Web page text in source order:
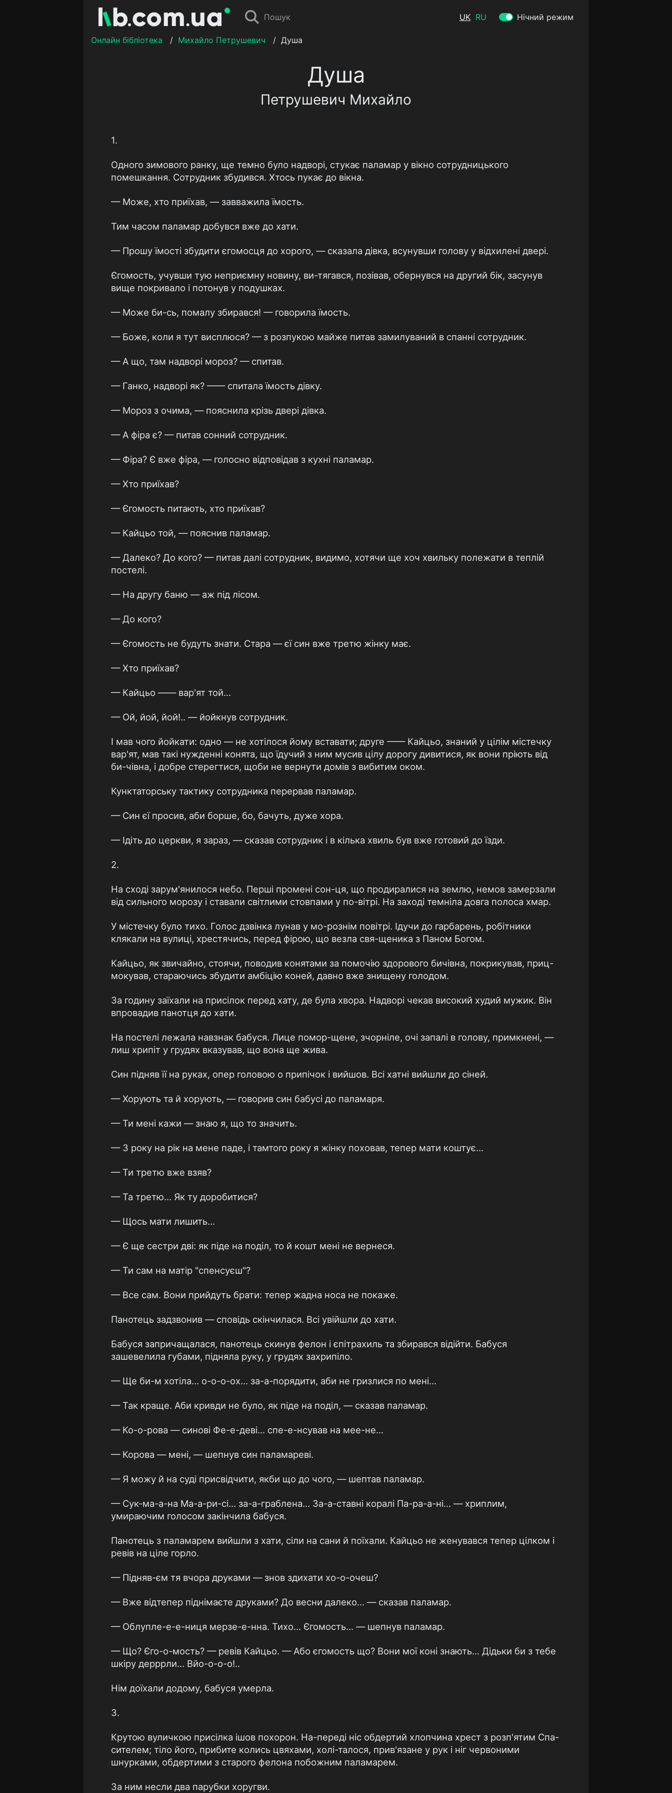
Пошук UK RU Нічний режим
Онлайн бібліотека / Михайло Петрушевич / Душа
Душа
Петрушевич Михайло
1.
Одного зимового ранку, ще темно було надворі, стукає паламар у вікно сотрудницького
помешкання. Сотрудник збудився. Хтось пукає до вікна.
— Може, хто приїхав, — завважила їмость.
Тим часом паламар добувся вже до хати.
— Прошу їмості збудити єгомосця до хорого, — сказала дівка, всунувши голову у відхилені двері.
Єгомость, учувши тую неприємну новину, ви-тягався, позівав, обернувся на другий бік, засунув
вище покривало і потонув у подушках.
— Може би-сь, помалу збирався! — говорила їмость.
— Боже, коли я тут висплюся? — з розпукою майже питав замилуваний в спанні сотрудник.
— А що, там надворі мороз? — спитав.
— Ганко, надворі як? —— спитала їмость дівку.
— Мороз з очима, — пояснила крізь двері дівка.
— А фіра є? — питав сонний сотрудник.
— Фіра? Є вже фіра, — голосно відповідав з кухні паламар.
— Хто приїхав?
— Єгомость питають, хто приїхав?
— Кайцьо той, — пояснив паламар.
— Далеко? До кого? — питав далі сотрудник, видимо, хотячи ще хоч хвильку полежати в теплій
постелі.
— На другу баню — аж під лісом.
— До кого?
— Єгомость не будуть знати. Стара — єї син вже третю жінку має.
— Хто приїхав?
— Кайцьо —— вар'ят той...
— Ой, йой, йой!.. — йойкнув сотрудник.
І мав чого йойкати: одно — не хотілося йому вставати; друге —— Кайцьо, знаний у цілім містечку
вар'ят, мав такі нужденні конята, що їдучий з ним мусив цілу дорогу дивитися, як вони пріють від
би-чівна, і добре стерегтися, щоби не вернути домів з вибитим оком.
Кунктаторську тактику сотрудника перервав паламар.
— Син єї просив, аби борше, бо, бачуть, дуже хора.
— Ідіть до церкви, я зараз, — сказав сотрудник і в кілька хвиль був вже готовий до їзди.
2.
На сході зарум'янилося небо. Перші промені сон-ця, що продиралися на землю, немов замерзали
від сильного морозу і ставали світлими стовпами у по-вітрі. На заході темніла довга полоса хмар.
У містечку було тихо. Голос дзвінка лунав у мо-рознім повітрі. Ідучи до гарбарень, робітники
клякали на вулиці, хрестячись, перед фірою, що везла свя-щеника з Паном Богом.
Кайцьо, як звичайно, стоячи, поводив конятами за помочію здорового бичівна, покрикував, приц-
мокував, стараючись збудити амбіцію коней, давно вже знищену голодом.
За годину заїхали на присілок перед хату, де була хвора. Надворі чекав високий худий мужик. Він
впровадив панотця до хати.
На постелі лежала навзнак бабуся. Лице помор-щене, зчорніле, очі запалі в голову, примкнені, —
лиш хрипіт у грудях вказував, що вона ще жива.
Син підняв її на руках, опер головою о припічок і вийшов. Всі хатні вийшли до сіней.
— Хорують та й хорують, — говорив син бабусі до паламаря.
— Ти мені кажи — знаю я, що то значить.
— З року на рік на мене паде, і тамтого року я жінку поховав, тепер мати коштує...
— Ти третю вже взяв?
— Та третю... Як ту доробитися?
— Щось мати лишить...
— Є ще сестри дві: як піде на поділ, то й кошт мені не вернеся.
— Ти сам на матір "спенсуєш"?
— Все сам. Вони прийдуть брати: тепер жадна носа не покаже.
Панотець задзвонив — сповідь скінчилася. Всі увійшли до хати.
Бабуся запричащалася, панотець скинув фелон і єпітрахиль та збирався відійти. Бабуся
зашевелила губами, підняла руку, у грудях захрипіло.
— Ще би-м хотіла... о-о-о-ох... за-а-порядити, аби не гризлися по мені...
— Так краще. Аби кривди не було, як піде на поділ, — сказав паламар.
— Ко-о-рова — синові Фе-е-деві... спе-е-нсував на мее-не...
— Корова — мені, — шепнув син паламареві.
— Я можу й на суді присвідчити, якби що до чого, — шептав паламар.
— Сук-ма-а-на Ма-а-ри-сі... за-а-граблена... За-а-ставні коралі Па-ра-а-ні... — хриплим,
умираючим голосом закінчила бабуся.
Панотець з паламарем вийшли з хати, сіли на сани й поїхали. Кайцьо не женувався тепер цілком і
ревів на ціле горло.
— Підняв-єм тя вчора друками — знов здихати хо-о-очеш?
— Вже відтепер піднімаєте друками? До весни далеко... — сказав паламар.
— Облупле-е-е-ниця мерзе-е-нна. Тихо... Єгомость... — шепнув паламар.
— Що? Єго-о-мость? — ревів Кайцьо. — Або єгомость що? Вони мої коні знають... Дідьки би з тебе
шкіру дерррли... Вйо-о-о-о!..
Нім доїхали додому, бабуся умерла.
3.
Крутою вуличкою присілка ішов похорон. На-переді ніс обдертий хлопчина хрест з розп'ятим Спа-
сителем; тіло його, прибите колись цвяхами, холі-талося, прив'язане у рук і ніг червоними
шнурками, обдертими з старого фелона побожним паламарем.
За ним несли два парубки хоругви.